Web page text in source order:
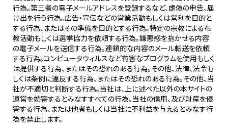
行為。第三者の電子メールアドレスを登録するなど、虚偽の申告、届
け出を行う行為。広告・宣伝などの営業活動もしくは営利を目的と
する行為、またはその準備を目的とする行為。特定の宗教による布
教活動もしくは選挙協力を依頼する行為。嫌悪感を抱かせる内容
の電子メールを送信する行為。連鎖的な内容のメール転送を依頼
する行為。コンピュータウィルスなど有害なプログラムを使用もしく
は提供する行為、またはその恐れのある行為。その他、法律、法令も
しくは条例に違反する行為、またはその恐れのある行為。その他、当
社が不適切と判断する行為。当社は、上に述べた以外の本サイトの
運営を妨害するとみなすすべての行為、当社の信用、及び財産を侵
害する行為、または他者もしくは当社に不利益を与えるとみなす行
為を禁止します。